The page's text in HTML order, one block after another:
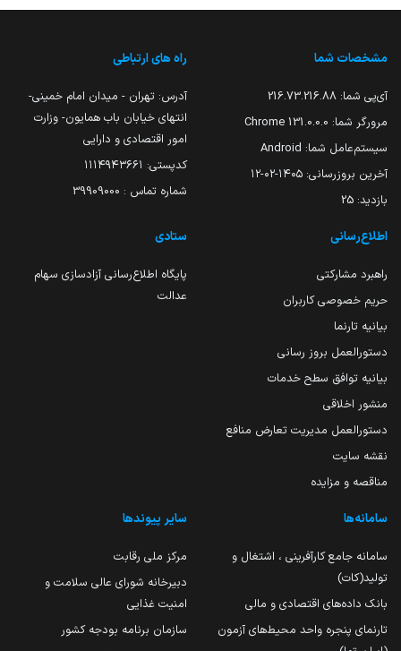
مشخصات شما
آی‌پی شما: 216.73.216.88
مرورگر شما: 131.0.0.0 Chrome
سیستم‌عامل شما: Android
آخرین بروزرسانی: ۱۴۰۵-۰۲-۱۲
بازدید: 25
راه های ارتباطی
آدرس: تهران - میدان امام خمینی-
انتهای خیابان باب همایون- وزارت
امور اقتصادی و دارایی
کدپستی: ۱۱۱۴۹۴۳۶۶۱
شماره تماس : 39909000
اطلاع‌رسانی
راهبرد مشارکتی
حریم خصوصی کاربران
بیانیه تارنما
دستورالعمل بروز رسانی
بیانیه توافق سطح خدمات
منشور اخلاقی
دستورالعمل مدیریت تعارض منافع
نقشه سایت
مناقصه و مزایده
ستادی
پایگاه اطلاع‌رسانی آزادسازی سهام
عدالت
سامانه‌ها
سامانه جامع کارآفرینی ، اشتغال و
تولید(کات)
بانک داده‌های اقتصادی و مالی
تارنمای پنجره واحد محیط‌های آزمون
سایر پیوندها
مرکز ملی رقابت
دبیرخانه شورای عالی سلامت و
امنیت غذایی
سازمان برنامه بودجه کشور